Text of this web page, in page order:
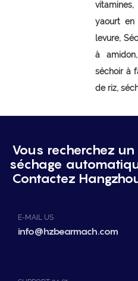
vitamines,
yaourt en
levure,
à
séchoir à
de riz,
Vous recherchez
séchage
Contactez
E-MAIL US
info@hzbearmach.com